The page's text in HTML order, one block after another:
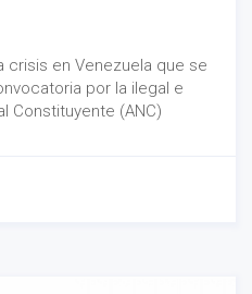
crisis en Venezuela que se
por la ilegal e
Constituyente (ANC)